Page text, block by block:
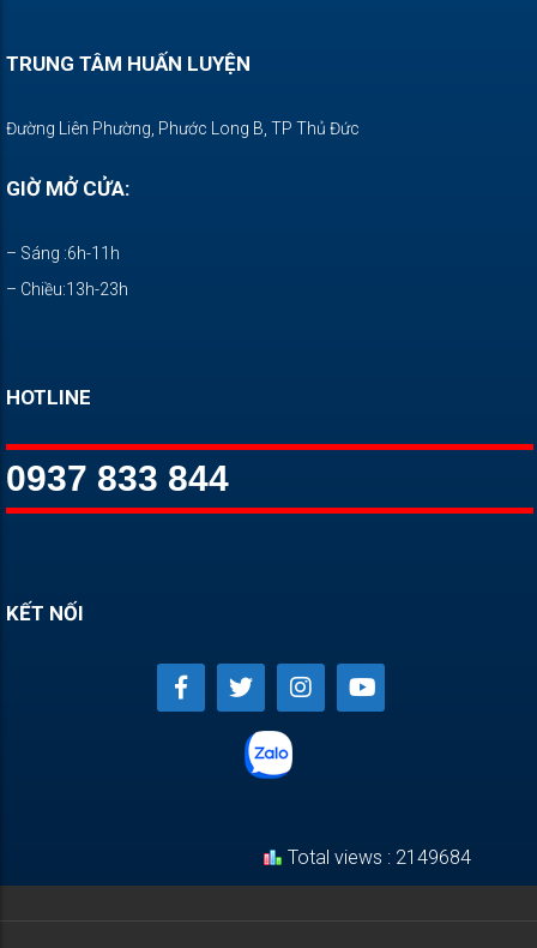
TRUNG TÂM HUẤN LUYỆN
Đường Liên Phường, Phước Long B, TP Thủ Đức
GIỜ MỞ CỬA:
– Sáng :6h-11h
– Chiều:13h-23h
HOTLINE
0937 833 844
KẾT NỐI
Total views : 2149684